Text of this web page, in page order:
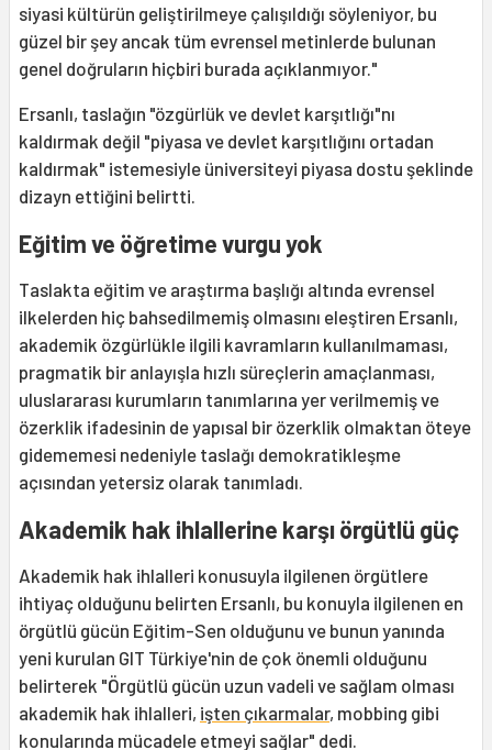
siyasi kültürün geliştirilmeye çalışıldığı söyleniyor, bu
güzel bir şey ancak tüm evrensel metinlerde bulunan
genel doğruların hiçbiri burada açıklanmıyor."
Ersanlı, taslağın "özgürlük ve devlet karşıtlığı"nı
kaldırmak değil "piyasa ve devlet karşıtlığını ortadan
kaldırmak" istemesiyle üniversiteyi piyasa dostu şeklinde
dizayn ettiğini belirtti.
Eğitim ve öğretime vurgu yok
Taslakta eğitim ve araştırma başlığı altında evrensel
ilkelerden hiç bahsedilmemiş olmasını eleştiren Ersanlı,
akademik özgürlükle ilgili kavramların kullanılmaması,
pragmatik bir anlayışla hızlı süreçlerin amaçlanması,
uluslararası kurumların tanımlarına yer verilmemiş ve
özerklik ifadesinin de yapısal bir özerklik olmaktan öteye
gidememesi nedeniyle taslağı demokratikleşme
açısından yetersiz olarak tanımladı.
Akademik hak ihlallerine karşı örgütlü güç
Akademik hak ihlalleri konusuyla ilgilenen örgütlere
ihtiyaç olduğunu belirten Ersanlı, bu konuyla ilgilenen en
örgütlü gücün Eğitim-Sen olduğunu ve bunun yanında
yeni kurulan GIT Türkiye'nin de çok önemli olduğunu
belirterek "Örgütlü gücün uzun vadeli ve sağlam olması
akademik hak ihlalleri, işten çıkarmalar, mobbing gibi
konularında mücadele etmeyi sağlar" dedi.